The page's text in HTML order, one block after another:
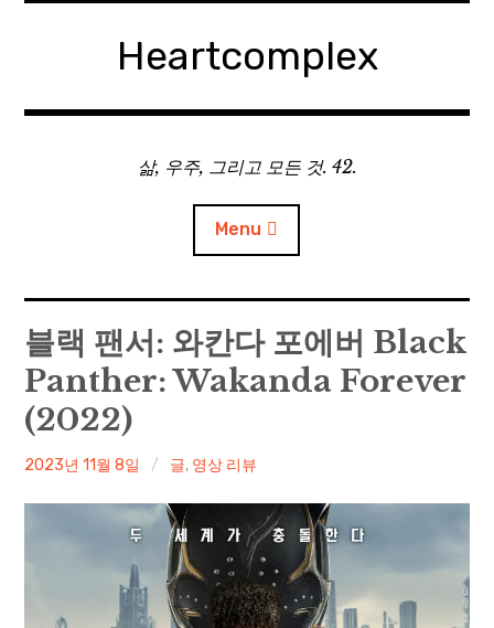
Heartcomplex
삶, 우주, 그리고 모든 것. 42.
Menu
홈
Private Military Manager: Tactical Auto Battler
Plebby Quest: The Crusades
Paper Star Fighters
Homemade Studio
블랙 팬서: 와칸다 포에버 Black
Panther: Wakanda Forever
(2022)
irene
2023년 11월 8일 글, 영상 리뷰